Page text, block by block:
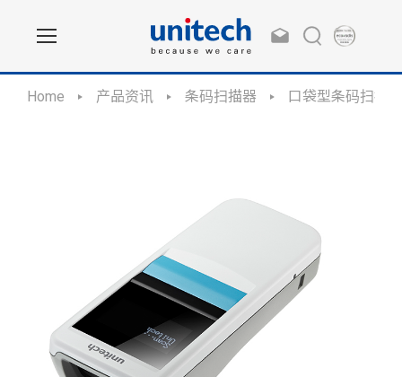
Home 产品资讯 条码扫描器 口袋型条码扫描器